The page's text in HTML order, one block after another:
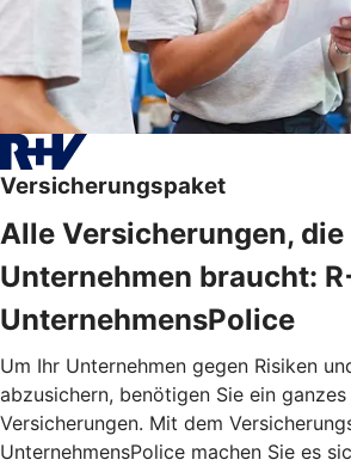
Versicherungspaket
Alle Versicherungen, die
Unternehmen braucht:
UnternehmensPolice
Um Ihr Unternehmen gegen Risiken
abzusichern, benötigen Sie ein ganzes
Versicherungen. Mit dem
UnternehmensPolice machen Sie es